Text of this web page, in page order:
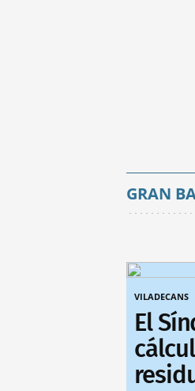
GRAN
VILADECANS
El